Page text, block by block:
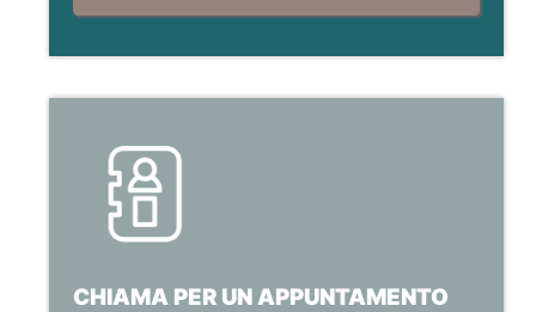
CHIAMA PER UN APPUNTAMENTO